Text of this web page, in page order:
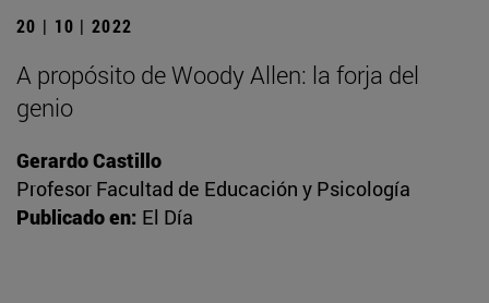
20 | 10 | 2022
A propósito de Woody Allen: la forja del
genio
Gerardo Castillo
Profesor Facultad de Educación y Psicología
Publicado en: El Día